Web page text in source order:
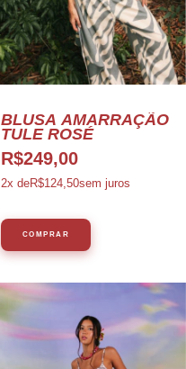
BLUSA AMARRAÇÃO
TULE ROSÉ
R$249,00
2x deR$124,50sem juros
COMPRAR